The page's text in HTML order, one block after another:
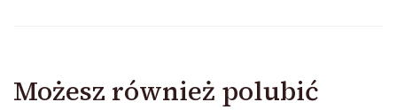
Możesz również polubić